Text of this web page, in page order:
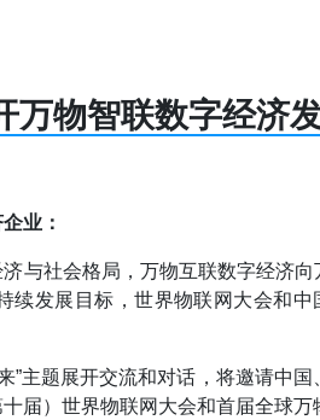
万物智联数字经济
业：
与社会格局，万物互联数字经济
续发展目标，世界物联网大会和
”主题展开交流和对话，将邀请中
届）世界物联网大会和首届全球